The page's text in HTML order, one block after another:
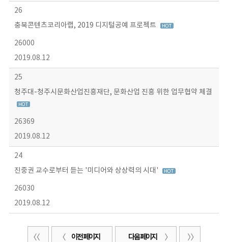
26
충북콘텐츠코리아랩, 2019 디지털공예 프로젝트
26000
2019.08.12
25
청주대-청주시문화산업진흥재단, 문화산업 진흥 위한 업무협약 체결
26369
2019.08.12
24
진중권 교수로부터 듣는 '미디어와 상상력의 시대'
26030
2019.08.12
이전 페이지 다음 페이지